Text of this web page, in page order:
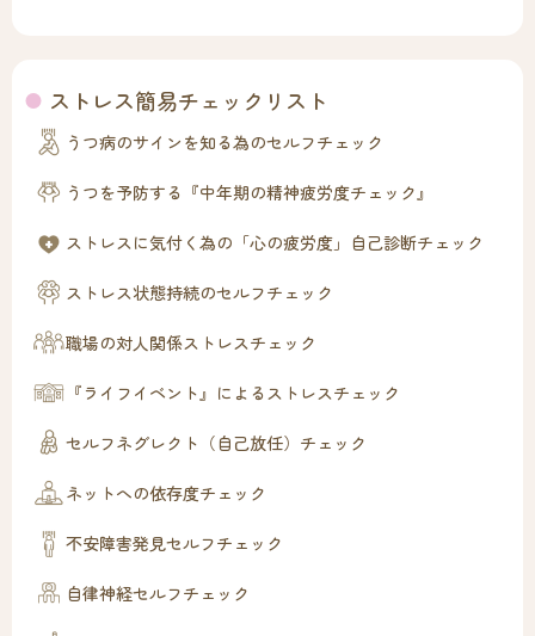
ストレス簡易チェックリスト
うつ病のサインを知る為のセルフチェック
うつを予防する『中年期の精神疲労度チェック』
ストレスに気付く為の「心の疲労度」自己診断チェック
ストレス状態持続のセルフチェック
職場の対人関係ストレスチェック
『ライフイベント』によるストレスチェック
セルフネグレクト（自己放任）チェック
ネットへの依存度チェック
不安障害発見セルフチェック
自律神経セルフチェック